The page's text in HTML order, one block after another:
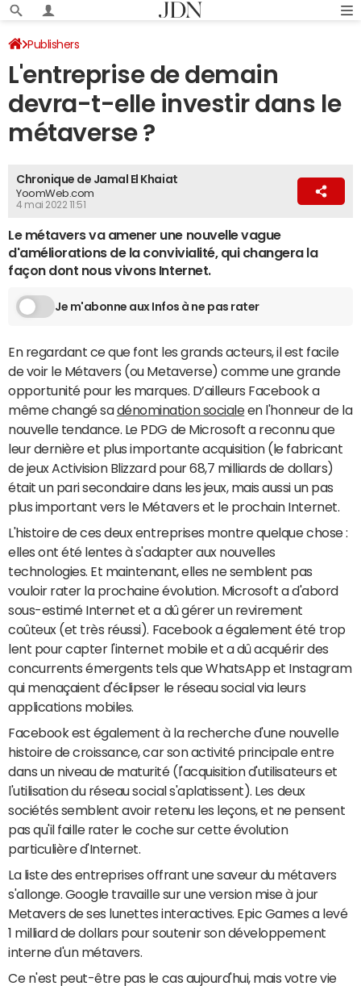
Publishers
L'entreprise de demain
devra-t-elle investir dans le
métaverse ?
Chronique de Jamal El Khaiat
YoomWeb.com
4 mai 2022 11:51
Le métavers va amener une nouvelle vague
d'améliorations de la convivialité, qui changera la
façon dont nous vivons Internet.
Je m'abonne aux Infos à ne pas rater
En regardant ce que font les grands acteurs, il est facile
de voir le Métavers (ou Metaverse) comme une grande
opportunité pour les marques. D’ailleurs Facebook a
même changé sadénomination socialeen l'honneur de la
nouvelle tendance. Le PDG de Microsoft a reconnu que
leur dernière et plus importante acquisition (le fabricant
de jeux Activision Blizzard pour 68,7 milliards de dollars)
était un pari secondaire dans les jeux, mais aussi un pas
plus important vers le Métavers et le prochain Internet.
L'histoire de ces deux entreprises montre quelque chose :
elles ont été lentes à s'adapter aux nouvelles
technologies. Et maintenant, elles ne semblent pas
vouloir rater la prochaine évolution. Microsoft a d'abord
sous-estimé Internet et a dû gérer un revirement
coûteux (et très réussi). Facebook a également été trop
lent pour capter l'internet mobile et a dû acquérir des
concurrents émergents tels que WhatsApp et Instagram
qui menaçaient d'éclipser le réseau social via leurs
applications mobiles.
Facebook est également à la recherche d'une nouvelle
histoire de croissance, car son activité principale entre
dans un niveau de maturité (l'acquisition d'utilisateurs et
l'utilisation du réseau social s'aplatissent). Les deux
sociétés semblent avoir retenu les leçons, et ne pensent
pas qu'il faille rater le coche sur cette évolution
particulière d'Internet.
La liste des entreprises offrant une saveur du métavers
s'allonge. Google travaille sur une version mise à jour
Metavers de ses lunettes interactives. Epic Games a levé
1 milliard de dollars pour soutenir son développement
interne d'un métavers.
Ce n'est peut-être pas le cas aujourd'hui, mais votre vie